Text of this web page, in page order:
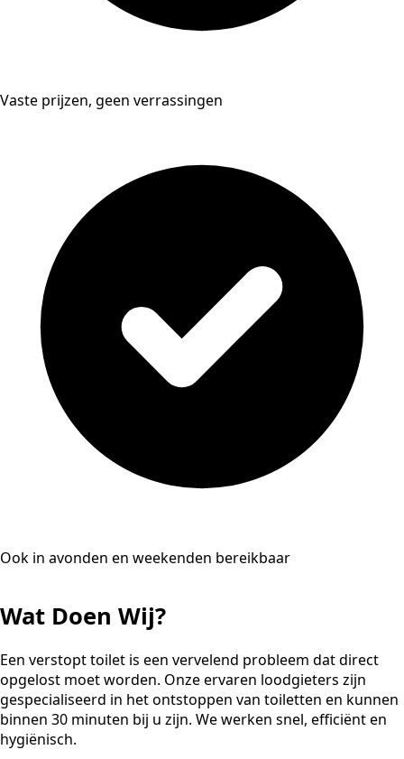
Vaste prijzen, geen verrassingen
Ook in avonden en weekenden bereikbaar
Wat Doen Wij?
Een verstopt toilet is een vervelend probleem dat direct
opgelost moet worden. Onze ervaren loodgieters zijn
gespecialiseerd in het ontstoppen van toiletten en kunnen
binnen 30 minuten bij u zijn. We werken snel, efficiënt en
hygiënisch.